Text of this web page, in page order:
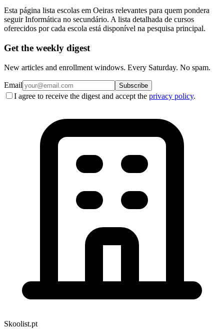
Esta página lista escolas em Oeiras relevantes para quem pondera
seguir Informática no secundário. A lista detalhada de cursos
oferecidos por cada escola está disponível na pesquisa principal.
Get the weekly digest
New articles and enrollment windows. Every Saturday. No spam.
Email Subscribe
I agree to receive the digest and accept the privacy policy.
Skoolist.pt